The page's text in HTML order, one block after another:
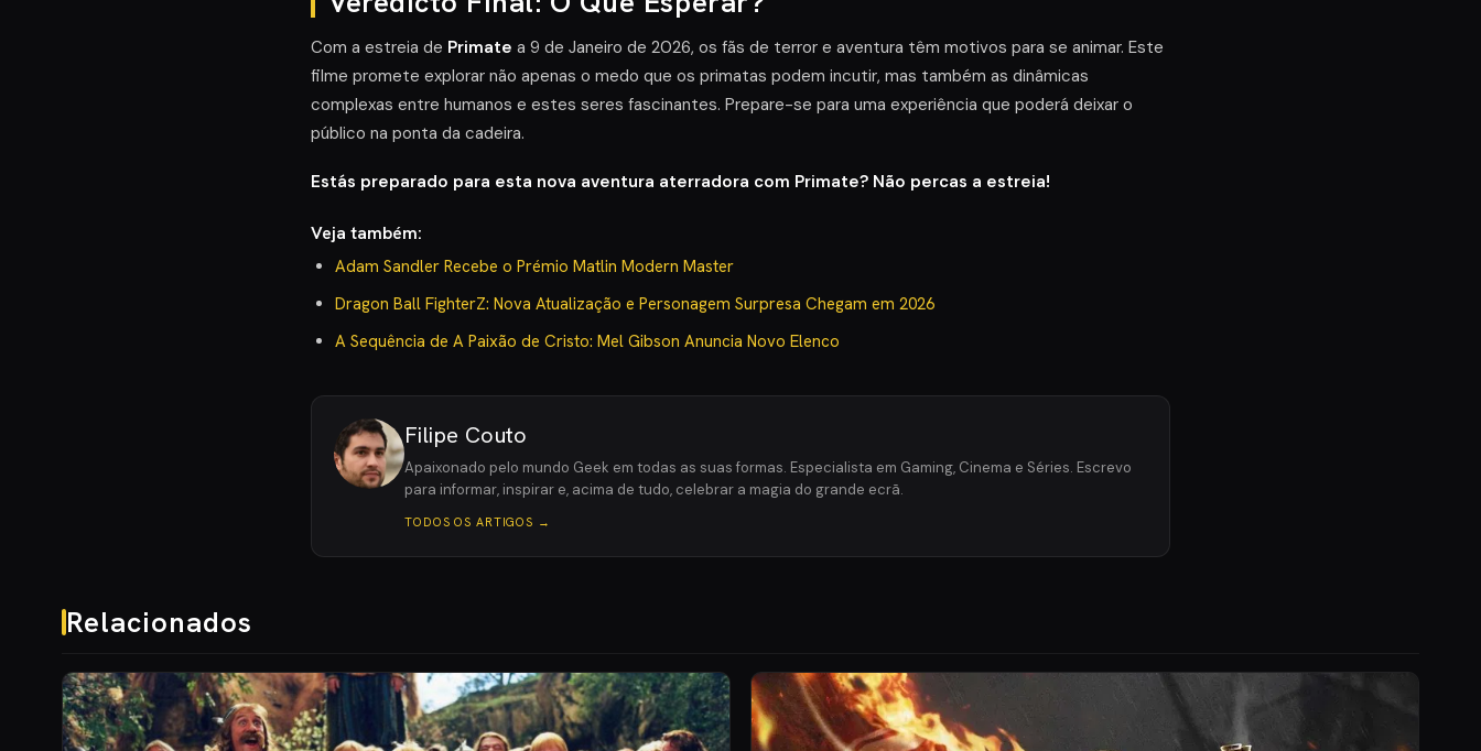
Com a estreia de Primate a 9 de Janeiro de 2026, os fãs de terror e aventura têm motivos para se animar. Este
filme promete explorar não apenas o medo que os primatas podem incutir, mas também as dinâmicas
complexas entre humanos e estes seres fascinantes. Prepare-se para uma experiência que poderá deixar o
público na ponta da cadeira.
Estás preparado para esta nova aventura aterradora com Primate? Não percas a estreia!
Veja também:
Adam Sandler Recebe o Prémio Matlin Modern Master
Dragon Ball FighterZ: Nova Atualização e Personagem Surpresa Chegam em 2026
A Sequência de A Paixão de Cristo: Mel Gibson Anuncia Novo Elenco
Filipe Couto
Apaixonado pelo mundo Geek em todas as suas formas. Especialista em Gaming, Cinema e Séries. Escrevo
para informar, inspirar e, acima de tudo, celebrar a magia do grande ecrã.
TODOS OS ARTIGOS →
Relacionados